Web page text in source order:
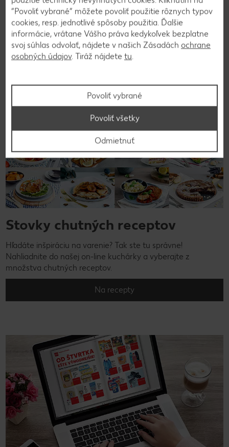
Späť na prehľad
Stovky chutných receptov
Hľadáte inšpiráciu na varenie? Tak ste tu správne!
Nahliadnite do našej on-line kuchárky a vyberajte z
množstva chutných receptov.
Na recepty
“Povoliť vybrané” môžete povoliť použitie rôznych typov
cookies, resp. jednotlivé spôsoby použitia. Ďalšie
informácie, vrátane Vášho práva kedykoľvek bezplatne
svoj súhlas odvolať, nájdete v našich Zásadách ochrane
osobných údajov. Tiráž nájdete tu.
Povoliť vybrané
Odmietnuť
Povoliť všetky